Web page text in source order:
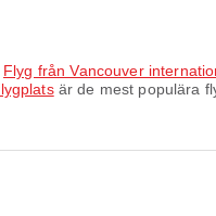
Flyg från Vancouver
är de mest populära